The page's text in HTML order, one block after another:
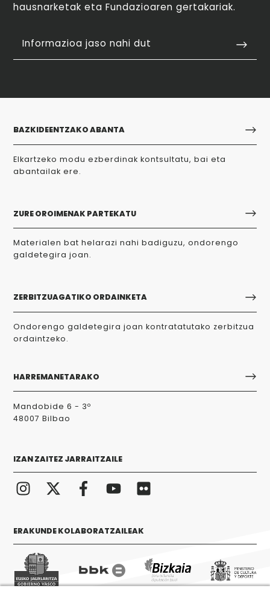
hausnarketak eta Fundazioaren gertakariak.
Informazioa jaso nahi dut
BAZKIDEENTZAKO ABANTA
Elkartzeko modu ezberdinak kontsultatu, bai eta
abantailak ere.
ZURE OROIMENAK PARTEKATU
Materialen bat helarazi nahi badiguzu, ondorengo
galdetegira joan.
ZERBITZUAGATIKO ORDAINKETA
Ondorengo galdetegira joan kontratatutako zerbitzua
ordaintzeko.
HARREMANETARAKO
Mandobide 6 - 3º
48007 Bilbao
IZAN ZAITEZ JARRAITZAILE
ERAKUNDE KOLABORATZAILEAK